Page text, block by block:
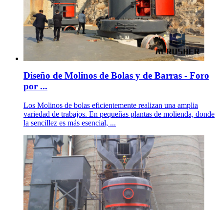
Diseño de Molinos de Bolas y de Barras - Foro
por ...
Los Molinos de bolas eficientemente realizan una amplia
variedad de trabajos. En pequeñas plantas de molienda, donde
la sencillez es más esencial, ...